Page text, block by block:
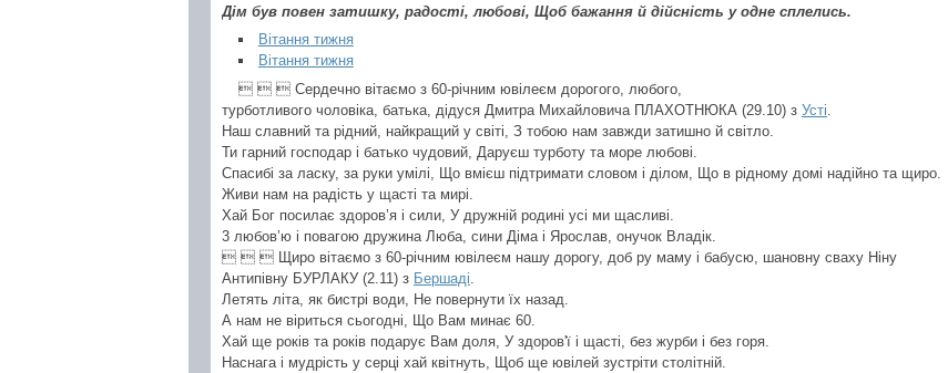
Дім був повен затишку, радості, любові, Щоб бажання й дійсність у одне сплелись.
Вітання тижня
Вітання тижня
   Сердечно вітаємо з 60-річним ювілеєм дорогого, любого,
турботливого чоловіка, батька, дідуся Дмитра Михайловича ПЛАХОТНЮКА (29.10) з Усті
Наш славний та рідний, найкращий у світі, З тобою нам завжди затишно й світло.
Ти гарний господар і батько чудовий, Даруєш турботу та море любові.
Спасибі за ласку, за руки умілі, Що вмієш підтримати словом і ділом, Що в рідному домі надійно та щиро.
Живи нам на радість у щасті та мирі.
Хай Бог посилає здоров’я і сили, У дружній родині усі ми щасливі.
3 любов’ю і повагою дружина Люба, сини Діма і Ярослав, онучок Владік.
   Щиро вітаємо з 60-річним ювілеєм нашу дорогу, доб ру маму і бабусю, шановну сваху Ніну
Антипівну БУРЛАКУ (2.11) з Бершаді
Летять літа, як бистрі води, Не повернути їх назад.
А нам не віриться сьогодні, Що Вам минає 60.
Хай ще років та років подарує Вам доля, У здоров'ї і щасті, без журби і без горя.
Наснага і мудрість у серці хай квітнуть, Щоб ще ювілей зустріти столітній.